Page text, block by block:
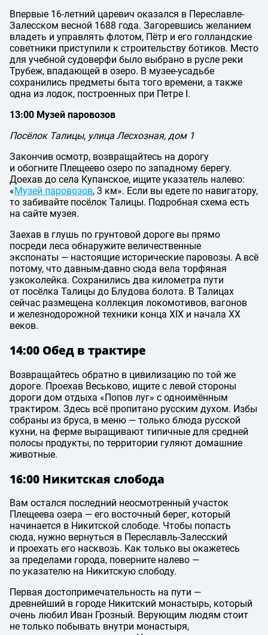
Впервые 16-летний царевич оказался в Переславле-
Залесском весной 1688 года. Загоревшись желанием
владеть и управлять флотом, Пётр и его голландские
советники приступили к строительству ботиков. Место
для учебной судоверфи было выбрано в русле реки
Трубеж, впадающей в озеро. В музее-усадьбе
сохранились предметы быта того времени, а также
одна из лодок, построенных при Петре I.
13:00 Музей паровозов
Посёлок Талицы, улица Лесхозная, дом 1
Закончив осмотр, возвращайтесь на дорогу
и обогните Плещеево озеро по западному берегу.
Доехав до села Купанское, ищите указатель налево:
«Музей паровозов, 3 км». Если вы едете по навигатору,
то забивайте посёлок Талицы. Подробная схема есть
на сайте музея.
Заехав в глушь по грунтовой дороге вы прямо
посреди леса обнаружите величественные
экспонаты — настоящие исторические паровозы. А всё
потому, что давным-давно сюда вела торфяная
узкоколейка. Сохранились два километра пути
от посёлка Талицы до Блудова болота. В Талицах
сейчас размещена коллекция локомотивов, вагонов
и железнодорожной техники конца XIX и начала XX
веков.
14:00 Обед в трактире
Возвращайтесь обратно в цивилизацию по той же
дороге. Проехав Веськово, ищите с левой стороны
дороги дом отдыха «Попов луг» с одноимённым
трактиром. Здесь всё пропитано русским духом. Избы
собраны из бруса, в меню — только блюда русской
кухни, на ферме выращивают типичные для средней
полосы продукты, по территории гуляют домашние
животные.
16:00 Никитская слобода
Вам остался последний неосмотренный участок
Плещеева озера — его восточный берег, который
начинается в Никитской слободе. Чтобы попасть
сюда, нужно вернуться в Переславль-Залесский
и проехать его насквозь. Как только вы окажетесь
за пределами города, поверните налево —
по указателю на Никитскую слободу.
Первая достопримечательность на пути —
древнейший в городе Никитский монастырь, который
очень любил Иван Грозный. Верующим людям стоит
не только побывать внутри монастыря,